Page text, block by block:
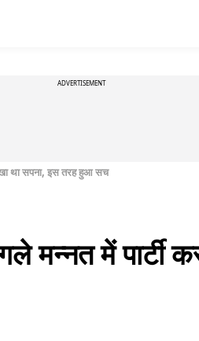
ADVERTISEMENT
था सपना, इस तरह हुआ सच
मन्नत में पार्टी